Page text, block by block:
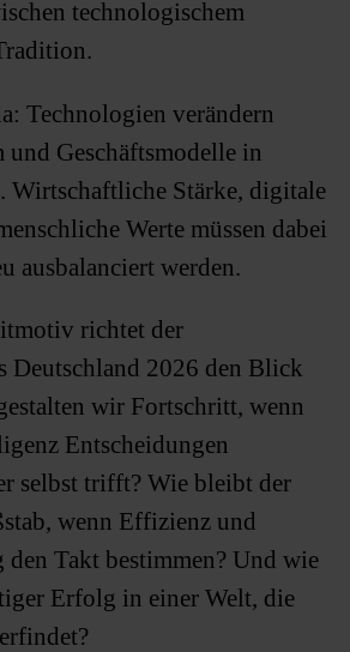
technologischem
Technologien verändern
Geschäftsmodelle in
Wirtschaftliche Stärke, digitale
Werte müssen dabei
ausbalanciert werden.
richtet der
Deutschland 2026 den Blick
wir Fortschritt, wenn
Entscheidungen
selbst trifft? Wie bleibt der
wenn Effizienz und
Takt bestimmen? Und wie
Erfolg in einer Welt, die